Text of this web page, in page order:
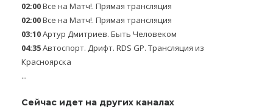
02:00Все на Матч!. Прямая трансляция
02:00Все на Матч!. Прямая трансляция
03:10Артур Дмитриев. Быть Человеком
04:35Автоспорт. Дрифт. RDS GP. Трансляция из
Красноярска
...
Сейчас идет на других каналах